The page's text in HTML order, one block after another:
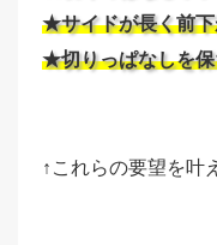
★サイドが長く前下
★切りっぱなしを保
↑これらの要望を叶